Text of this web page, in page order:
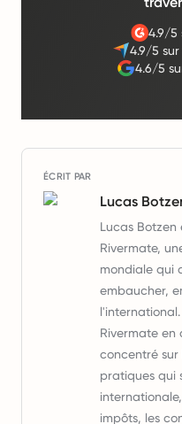
4.9/5
4.9/5
4.6/5
ÉCRIT PAR
Lucas
Lucas
Rivermate,
mondiale qui
embaucher,
Rivermate en
concentré sur
pratiques qui
impôts, les